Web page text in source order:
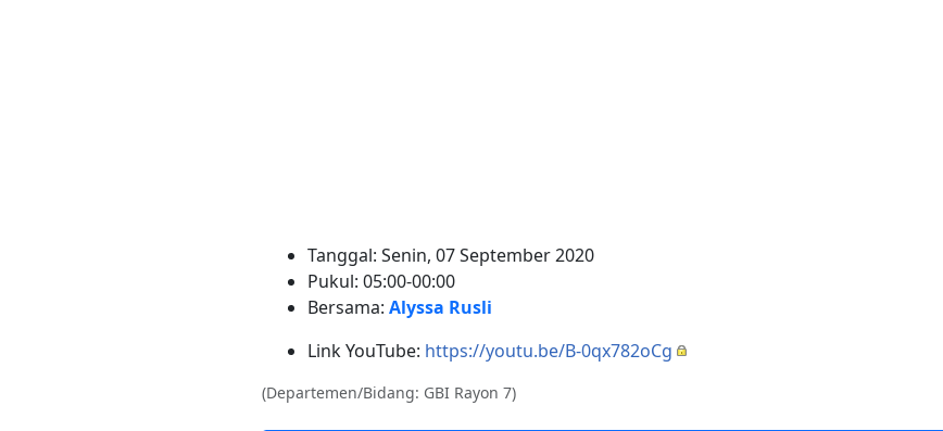
Tanggal: Senin, 07 September 2020
Pukul: 05:00-00:00
Bersama: Alyssa Rusli
Link YouTube: https://youtu.be/B-0qx782oCg
(Departemen/Bidang: GBI Rayon 7)